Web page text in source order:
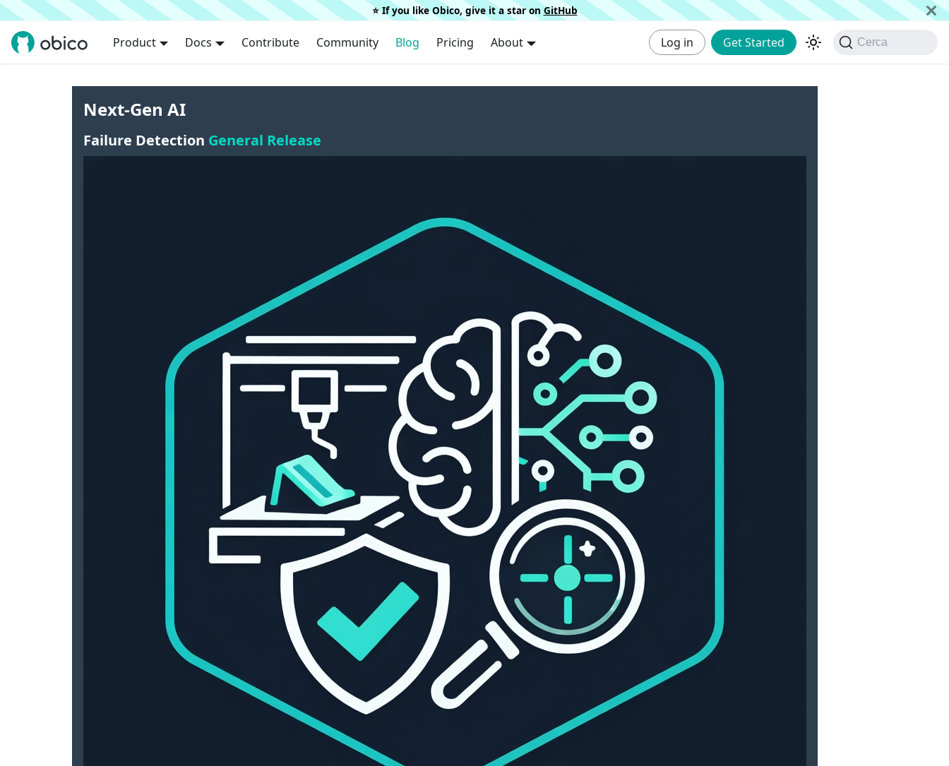
⭐️ If you like Obico, give it a star on GitHub
Product Docs Contribute Community Blog Pricing About Log in Get Started Cerca
Next-Gen AI
Failure Detection General Release